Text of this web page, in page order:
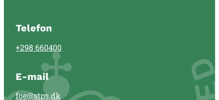
Telefon
+298 660400
E-mail
foe@stps.dk